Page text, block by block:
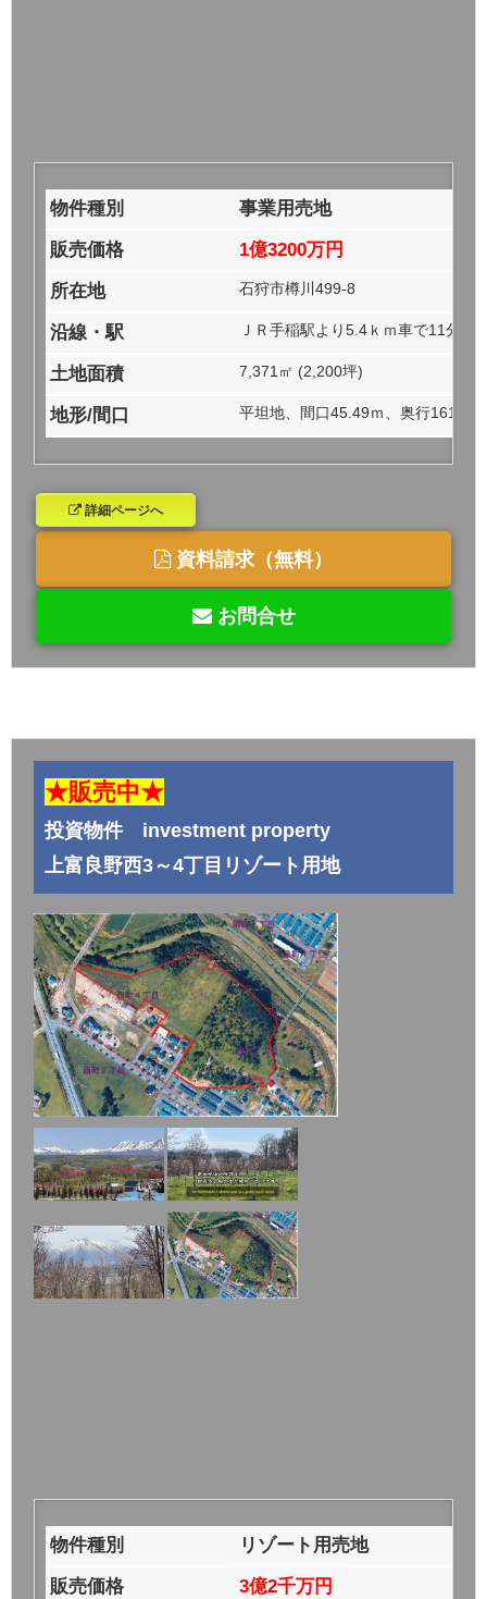
物件種別
事業用売地
販売価格
1億3200万円
所在地
石狩市樽川499-8
沿線・駅 ＪＲ手稲駅より5.4ｋｍ車で11分
土地面積 7,371㎡ (2,200坪)
地形/間口 平坦地、間口45.49ｍ、奥行161.85
詳細ページへ
資料請求（無料）
お問合せ
★販売中★
投資物件 investment property
上富良野西3～4丁目リゾート用地
物件種別
リゾート用売地
販売価格
3億2千万円